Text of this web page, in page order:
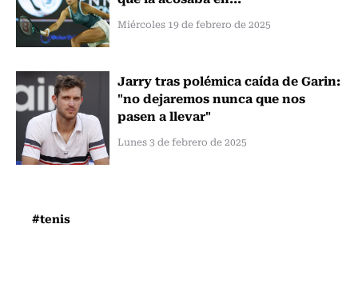
Miércoles 19 de febrero de 2025
Jarry tras polémica caída de Garin:
"no dejaremos nunca que nos
pasen a llevar"
Lunes 3 de febrero de 2025
#tenis